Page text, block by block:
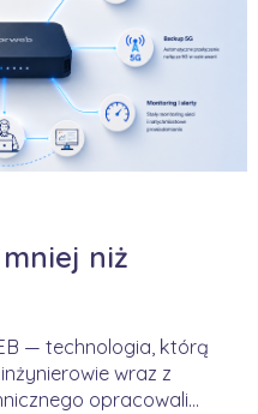
niż
— technologia, którą
wraz z
opracowali